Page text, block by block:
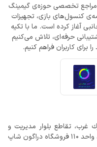
به‌عنوان یکی از مراجع تخصصی حوزه‌ی گیمینگ
کنسول‌های بازی، تجهیزات
آغاز کرده است. ما با تکیه
حرفه‌ای، تلاش می‌کنیم
کاربران فراهم کنیم.
غرب، تقاطع بلوار مدیریت و
شاپ